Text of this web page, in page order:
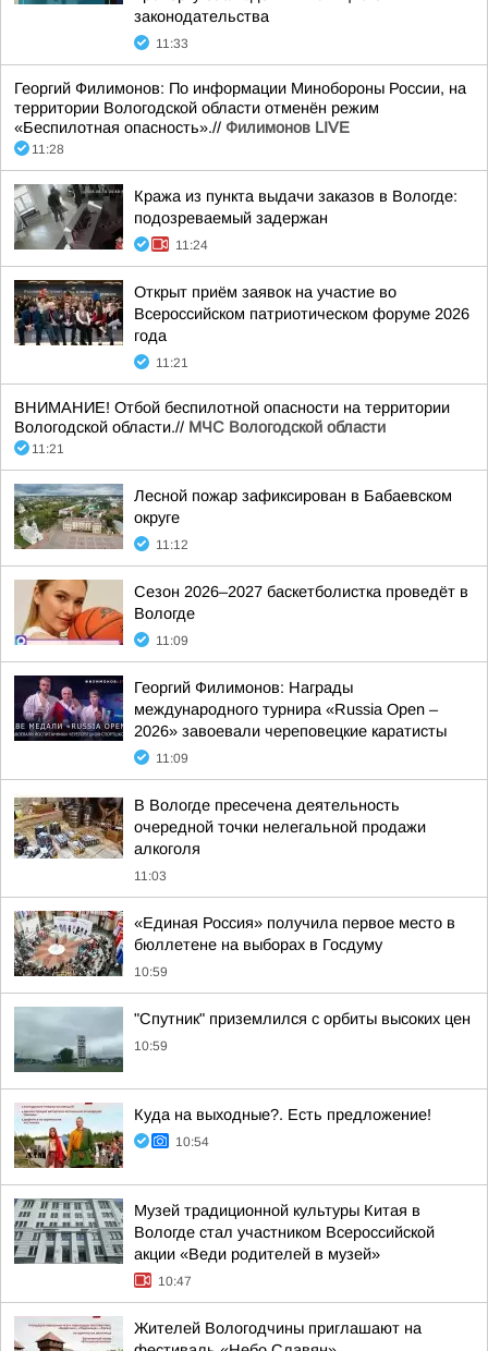
законодательства
11:33
Георгий Филимонов: По информации Минобороны России, на
территории Вологодской области отменён режим
«Беспилотная опасность».// Филимонов LIVE
11:28
Кража из пункта выдачи заказов в Вологде:
подозреваемый задержан
11:24
Открыт приём заявок на участие во
Всероссийском патриотическом форуме 2026
года
11:21
ВНИМАНИЕ! Отбой беспилотной опасности на территории
Вологодской области.// МЧС Вологодской области
11:21
Лесной пожар зафиксирован в Бабаевском
округе
11:12
Сезон 2026–2027 баскетболистка проведёт в
Вологде
11:09
Георгий Филимонов: Награды
международного турнира «Russia Open –
2026» завоевали череповецкие каратисты
11:09
В Вологде пресечена деятельность
очередной точки нелегальной продажи
алкоголя
11:03
«Единая Россия» получила первое место в
бюллетене на выборах в Госдуму
10:59
"Спутник" приземлился с орбиты высоких цен
10:59
Куда на выходные?. Есть предложение!
10:54
Музей традиционной культуры Китая в
Вологде стал участником Всероссийской
акции «Веди родителей в музей»
10:47
Жителей Вологодчины приглашают на